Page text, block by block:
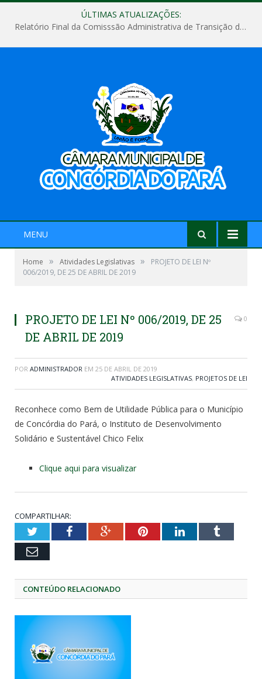
ÚLTIMAS ATUALIZAÇÕES:
Relatório Final da Comisssão Administrativa de Transição de Mandato do Poder Legislativo do Município de Concórdia do Pará
MENU
Home » Atividades Legislativas »
PROJETO DE LEI Nº
006/2019, DE 25 DE ABRIL DE 2019
PROJETO DE LEI Nº 006/2019, DE 25
DE ABRIL DE 2019
0
POR ADMINISTRADOR EM 25 DE ABRIL DE 2019
ATIVIDADES LEGISLATIVAS, PROJETOS DE LEI
Reconhece como Bem de Utilidade Pública para o Município
de Concórdia do Pará, o Instituto de Desenvolvimento
Solidário e Sustentável Chico Felix
Clique aqui para visualizar
COMPARTILHAR:
TwitterFacebookGoogle+PinterestLinkedInTumblr
Email
CONTEÚDO RELACIONADO